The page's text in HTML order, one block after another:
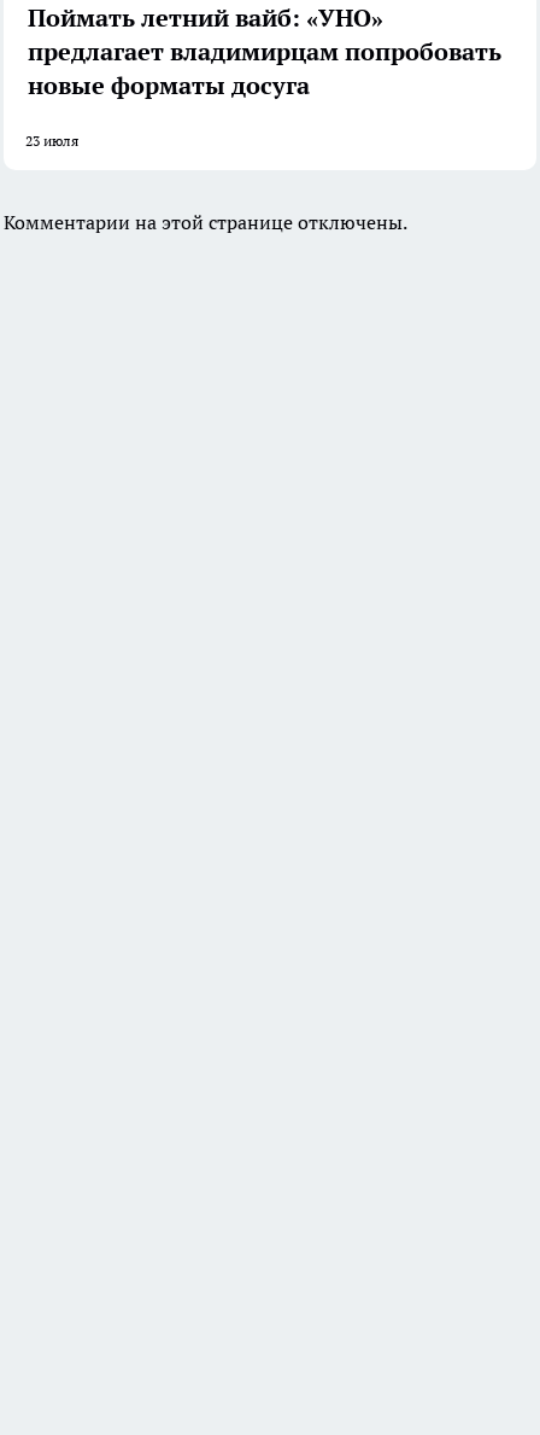
Поймать летний вайб: «УНО»
предлагает владимирцам попробовать
новые форматы досуга
23 июля
Комментарии на этой странице отключены.